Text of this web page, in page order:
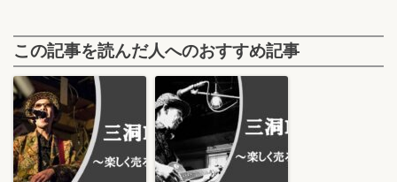
この記事を読んだ人へのおすすめ記事